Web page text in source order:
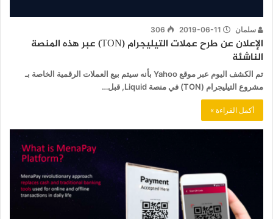
سلمان 2019-06-11
306
الإعلان عن طرح عملات التيليجرام (TON) عبر هذه المنصة
الناشئة
تم الكشف اليوم عبر موقع Yahoo بأنه سيتم بيع العملات الرقمية الخاصة بـ
مشروع التيليجرام (TON) في منصة Liquid, قبل…
أكمل القراءة »